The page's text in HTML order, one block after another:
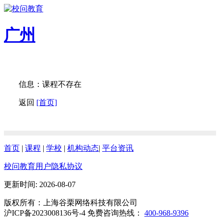
广州
信息：课程不存在
返回 [首页]
首页 | 课程 | 学校 | 机构动态| 平台资讯
校问教育用户隐私协议
更新时间: 2026-08-07
版权所有：上海谷栗网络科技有限公司
沪ICP备2023008136号-4 免费咨询热线： 400-968-9396